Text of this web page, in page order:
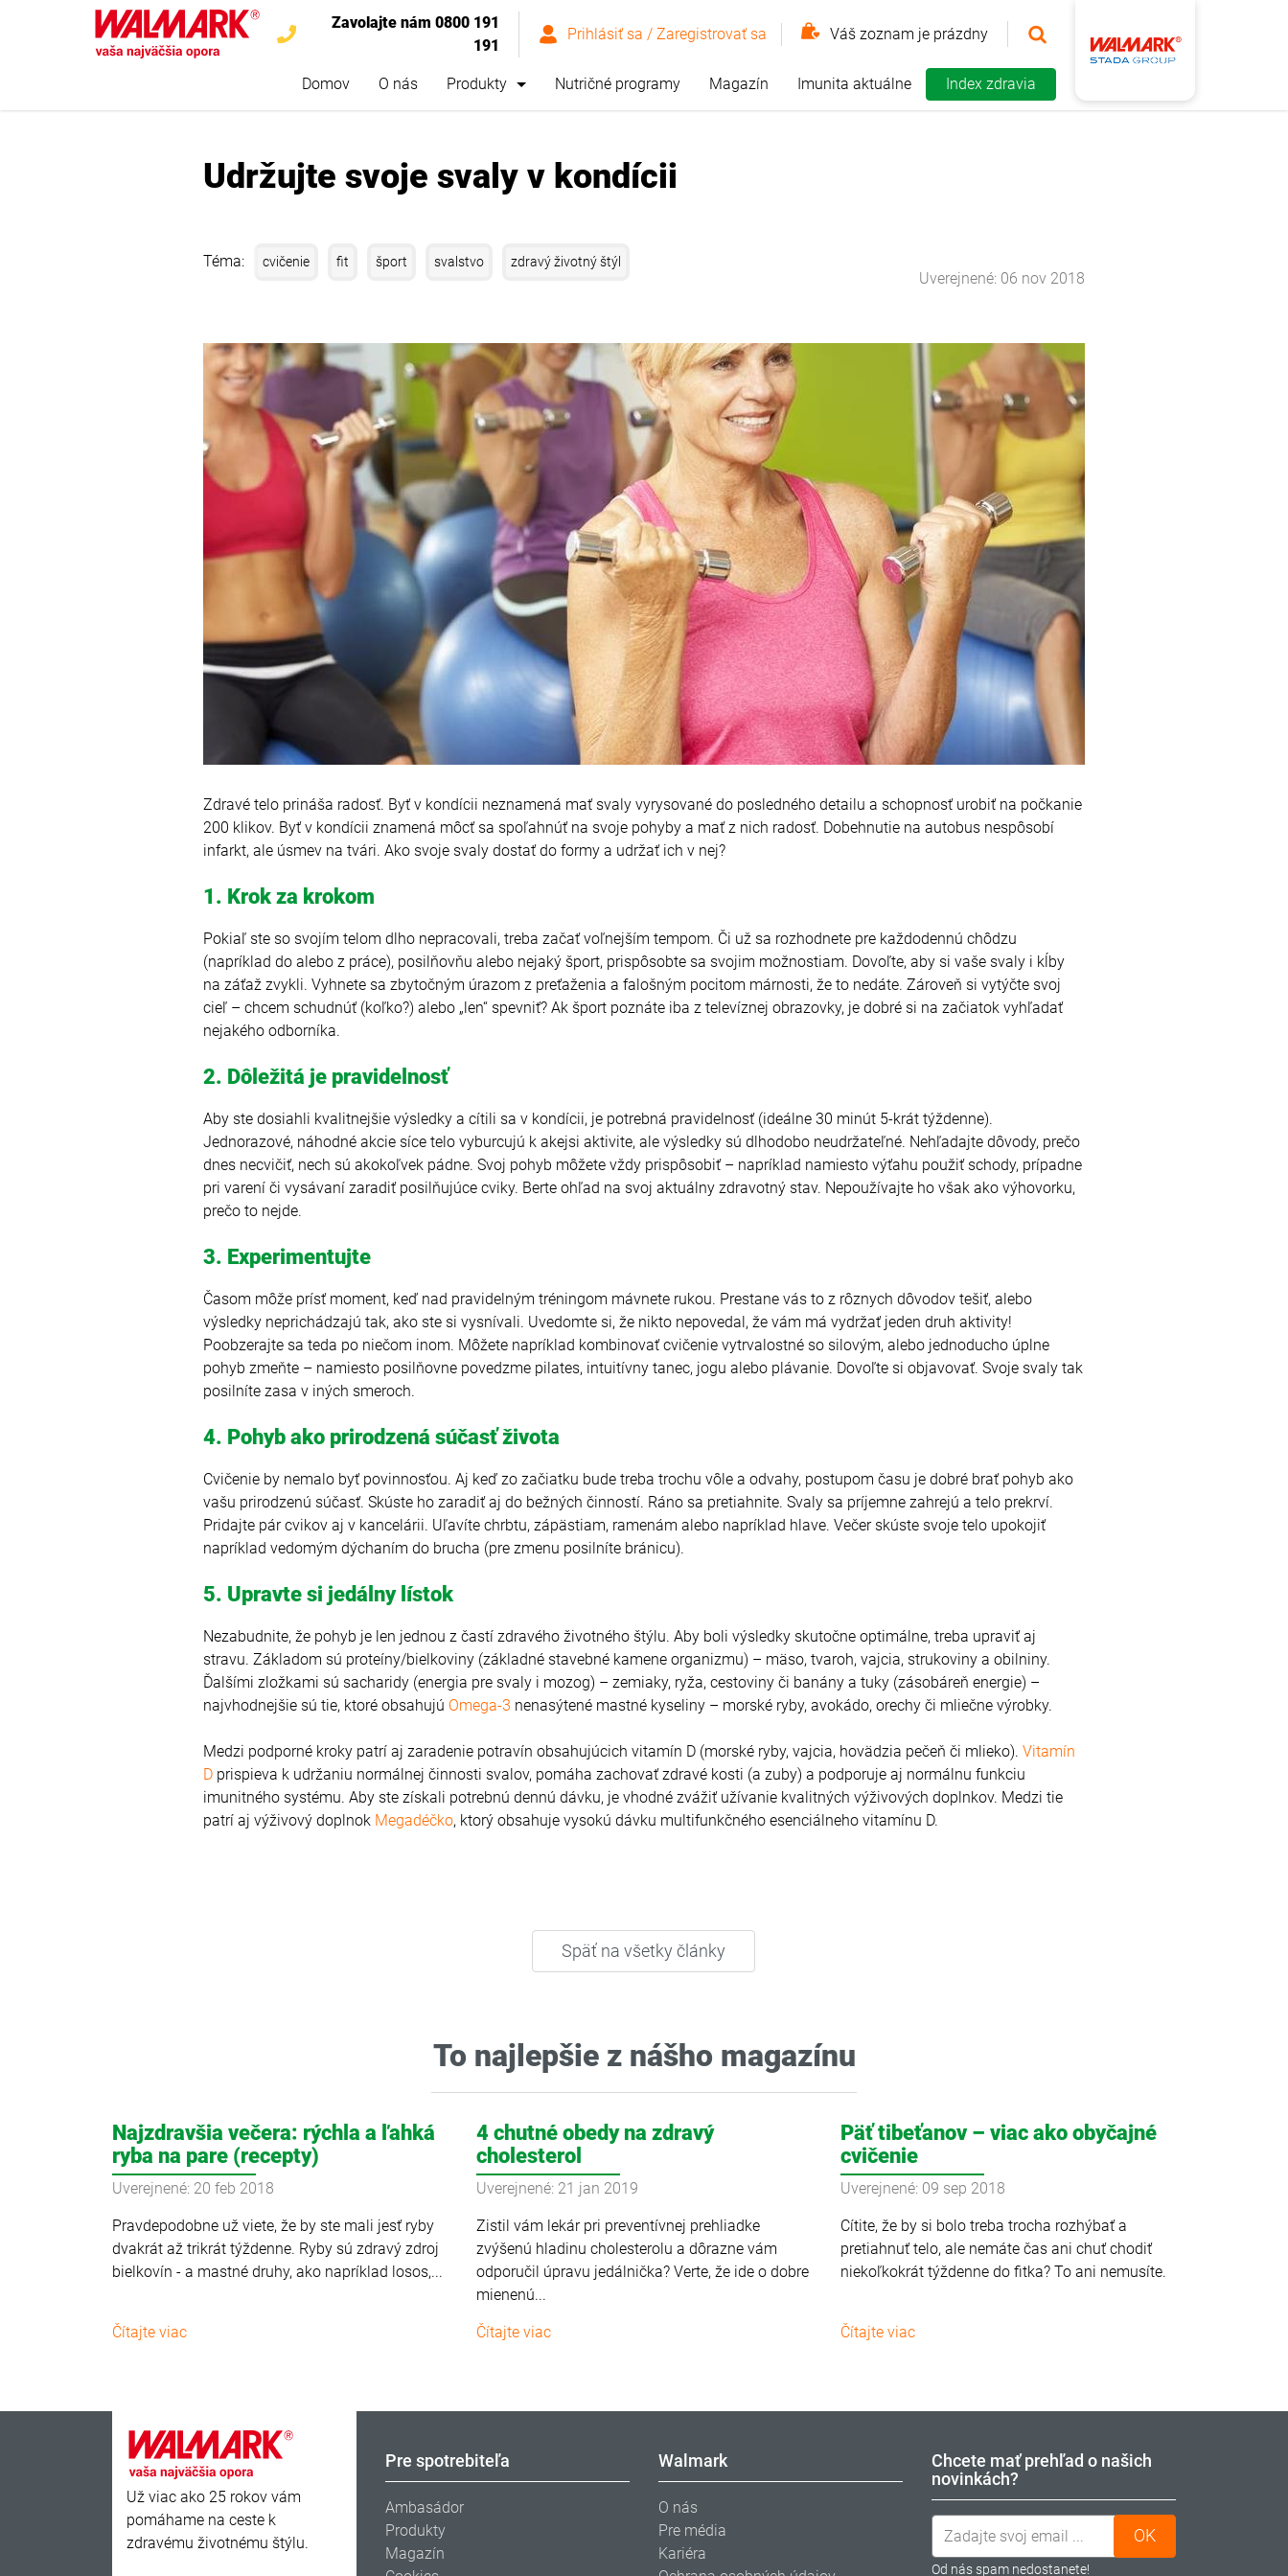
Zavolajte nám 0800 191
191
Prihlásiť sa / Zaregistrovať sa Váš zoznam je prázdny
Domov O nás Produkty Nutričné programy Magazín Imunita aktuálne Index zdravia
Udržujte svoje svaly v kondícii
Téma: cvičenie fit šport svalstvo zdravý životný štýl
Uverejnené: 06 nov 2018
Zdravé telo prináša radosť. Byť v kondícii neznamená mať svaly vyrysované do posledného detailu a schopnosť urobiť na počkanie
200 klikov. Byť v kondícii znamená môcť sa spoľahnúť na svoje pohyby a mať z nich radosť. Dobehnutie na autobus nespôsobí
infarkt, ale úsmev na tvári. Ako svoje svaly dostať do formy a udržať ich v nej?
1. Krok za krokom
Pokiaľ ste so svojím telom dlho nepracovali, treba začať voľnejším tempom. Či už sa rozhodnete pre každodennú chôdzu
(napríklad do alebo z práce), posilňovňu alebo nejaký šport, prispôsobte sa svojim možnostiam. Dovoľte, aby si vaše svaly i kĺby
na záťaž zvykli. Vyhnete sa zbytočným úrazom z preťaženia a falošným pocitom márnosti, že to nedáte. Zároveň si vytýčte svoj
cieľ – chcem schudnúť (koľko?) alebo „len“ spevniť? Ak šport poznáte iba z televíznej obrazovky, je dobré si na začiatok vyhľadať
nejakého odborníka.
2. Dôležitá je pravidelnosť
Aby ste dosiahli kvalitnejšie výsledky a cítili sa v kondícii, je potrebná pravidelnosť (ideálne 30 minút 5-krát týždenne).
Jednorazové, náhodné akcie síce telo vyburcujú k akejsi aktivite, ale výsledky sú dlhodobo neudržateľné. Nehľadajte dôvody, prečo
dnes necvičiť, nech sú akokoľvek pádne. Svoj pohyb môžete vždy prispôsobiť – napríklad namiesto výťahu použiť schody, prípadne
pri varení či vysávaní zaradiť posilňujúce cviky. Berte ohľad na svoj aktuálny zdravotný stav. Nepoužívajte ho však ako výhovorku,
prečo to nejde.
3. Experimentujte
Časom môže prísť moment, keď nad pravidelným tréningom mávnete rukou. Prestane vás to z rôznych dôvodov tešiť, alebo
výsledky neprichádzajú tak, ako ste si vysnívali. Uvedomte si, že nikto nepovedal, že vám má vydržať jeden druh aktivity!
Poobzerajte sa teda po niečom inom. Môžete napríklad kombinovať cvičenie vytrvalostné so silovým, alebo jednoducho úplne
pohyb zmeňte – namiesto posilňovne povedzme pilates, intuitívny tanec, jogu alebo plávanie. Dovoľte si objavovať. Svoje svaly tak
posilníte zasa v iných smeroch.
4. Pohyb ako prirodzená súčasť života
Cvičenie by nemalo byť povinnosťou. Aj keď zo začiatku bude treba trochu vôle a odvahy, postupom času je dobré brať pohyb ako
vašu prirodzenú súčasť. Skúste ho zaradiť aj do bežných činností. Ráno sa pretiahnite. Svaly sa príjemne zahrejú a telo prekrví.
Pridajte pár cvikov aj v kancelárii. Uľavíte chrbtu, zápästiam, ramenám alebo napríklad hlave. Večer skúste svoje telo upokojiť
napríklad vedomým dýchaním do brucha (pre zmenu posilníte bránicu).
5. Upravte si jedálny lístok
Nezabudnite, že pohyb je len jednou z častí zdravého životného štýlu. Aby boli výsledky skutočne optimálne, treba upraviť aj
stravu. Základom sú proteíny/bielkoviny (základné stavebné kamene organizmu) – mäso, tvaroh, vajcia, strukoviny a obilniny.
Ďalšími zložkami sú sacharidy (energia pre svaly i mozog) – zemiaky, ryža, cestoviny či banány a tuky (zásobáreň energie) –
najvhodnejšie sú tie, ktoré obsahujú Omega-3 nenasýtené mastné kyseliny – morské ryby, avokádo, orechy či mliečne výrobky.
Medzi podporné kroky patrí aj zaradenie potravín obsahujúcich vitamín D (morské ryby, vajcia, hovädzia pečeň či mlieko). Vitamín
D prispieva k udržaniu normálnej činnosti svalov, pomáha zachovať zdravé kosti (a zuby) a podporuje aj normálnu funkciu
imunitného systému. Aby ste získali potrebnú dennú dávku, je vhodné zvážiť užívanie kvalitných výživových doplnkov. Medzi tie
patrí aj výživový doplnok Megadéčko, ktorý obsahuje vysokú dávku multifunkčného esenciálneho vitamínu D.
Späť na všetky články
To najlepšie z nášho magazínu
Najzdravšia večera: rýchla a ľahká
ryba na pare (recepty)
Uverejnené: 20 feb 2018
Pravdepodobne už viete, že by ste mali jesť ryby
dvakrát až trikrát týždenne. Ryby sú zdravý zdroj
bielkovín - a mastné druhy, ako napríklad losos,...
Čítajte viac
4 chutné obedy na zdravý
cholesterol
Uverejnené: 21 jan 2019
Zistil vám lekár pri preventívnej prehliadke
zvýšenú hladinu cholesterolu a dôrazne vám
odporučil úpravu jedálnička? Verte, že ide o dobre
mienenú...
Čítajte viac
Päť tibeťanov – viac ako obyčajné
cvičenie
Uverejnené: 09 sep 2018
Cítite, že by si bolo treba trocha rozhýbať a
pretiahnuť telo, ale nemáte čas ani chuť chodiť
niekoľkokrát týždenne do fitka? To ani nemusíte.
Čítajte viac
Už viac ako 25 rokov vám
pomáhame na ceste k
zdravému životnému štýlu.
Pre spotrebiteľa
Ambasádor
Produkty
Magazín
Walmark
O nás
Pre média
Kariéra
Chcete mať prehľad o našich
novinkách?
Od nás spam nedostanete!